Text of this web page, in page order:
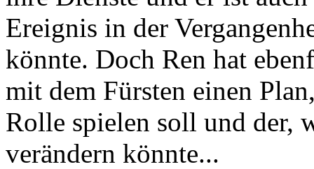
Ereignis in der
könnte. Doch Ren hat
mit dem Fürsten einen
Rolle spielen soll und der,
verändern könnte...